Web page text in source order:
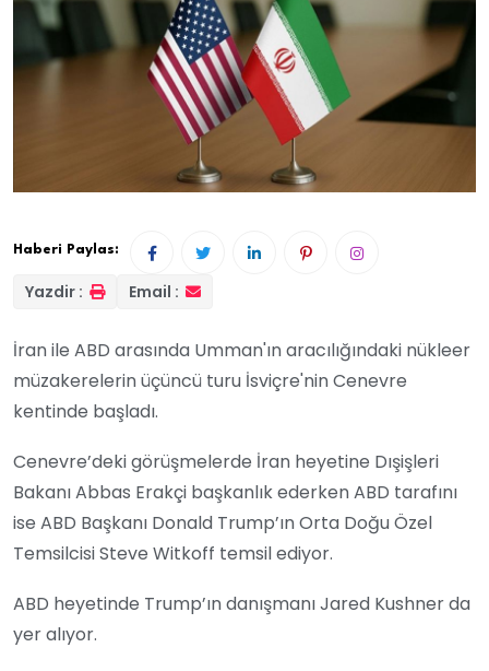
Haberi Paylas:
Yazdir : Email :
İran ile ABD arasında Umman'ın aracılığındaki nükleer
müzakerelerin üçüncü turu İsviçre'nin Cenevre
kentinde başladı.
Cenevre’deki görüşmelerde İran heyetine Dışişleri
Bakanı Abbas Erakçi başkanlık ederken ABD tarafını
ise ABD Başkanı Donald Trump’ın Orta Doğu Özel
Temsilcisi Steve Witkoff temsil ediyor.
ABD heyetinde Trump’ın danışmanı Jared Kushner da
yer alıyor.